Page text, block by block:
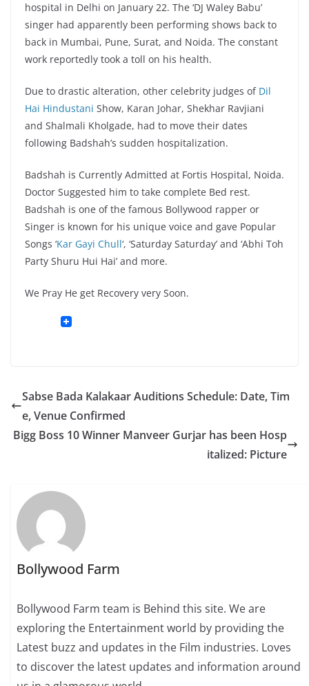
hospital in Delhi on January 22. The ‘DJ Waley Babu’
singer had apparently been performing shows back to
back in Mumbai, Pune, Surat, and Noida. The constant
work reportedly took a toll on his health.
Due to drastic alteration, other celebrity judges of Dil
Hai Hindustani Show, Karan Johar, Shekhar Ravjiani
and Shalmali Kholgade, had to move their dates
following Badshah’s sudden hospitalization.
Badshah is Currently Admitted at Fortis Hospital, Noida.
Doctor Suggested him to take complete Bed rest.
Badshah is one of the famous Bollywood rapper or
Singer is known for his unique voice and gave Popular
Songs ‘Kar Gayi Chull‘, ‘Saturday Saturday’ and ‘Abhi Toh
Party Shuru Hui Hai’ and more.
We Pray He get Recovery very Soon.
Sabse Bada Kalakaar Auditions Schedule: Date, Tim
e, Venue Confirmed
Bigg Boss 10 Winner Manveer Gurjar has been Hosp
italized: Picture
Bollywood Farm
Bollywood Farm team is Behind this site. We are
exploring the Entertainment world by providing the
Latest buzz and updates in the Film industries. Loves
to discover the latest updates and information around